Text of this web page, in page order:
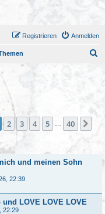
Anmelden
Registrieren
1von 40
2 3 4 5 40
und meinen Sohn
22:39
LOVE LOVE LOVE
22:29